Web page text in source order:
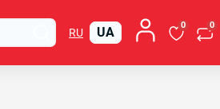
RU UA 0 0